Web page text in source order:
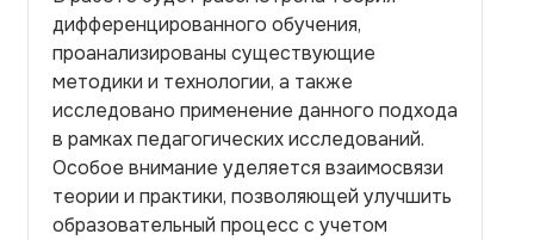
дифференцированного обучения,
проанализированы существующие
методики и технологии, а также
исследовано применение данного подхода
в рамках педагогических исследований.
Особое внимание уделяется взаимосвязи
теории и практики, позволяющей улучшить
образовательный процесс с учетом